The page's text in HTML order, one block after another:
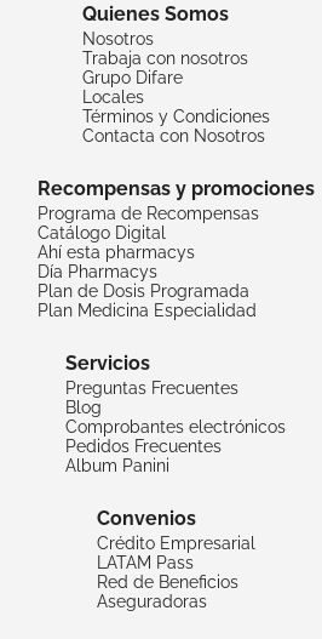
Quienes Somos
Nosotros
Trabaja con nosotros
Grupo Difare
Locales
Términos y Condiciones
Contacta con Nosotros
Recompensas y promociones
Programa de Recompensas
Catálogo Digital
Ahí esta pharmacys
Día Pharmacys
Plan de Dosis Programada
Plan Medicina Especialidad
Servicios
Preguntas Frecuentes
Blog
Comprobantes electrónicos
Pedidos Frecuentes
Album Panini
Convenios
Crédito Empresarial
LATAM Pass
Red de Beneficios
Aseguradoras